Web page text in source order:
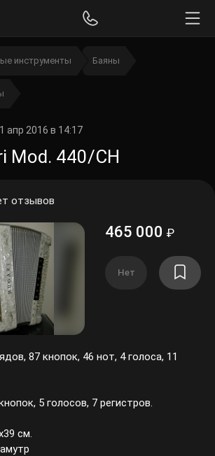
инструменты Баяны
апр 2016 в 14:17
Mod. 440/CH
отзывов
465 000 ₽
Нет
87 кнопок, 46 нот, 4 голоса, 11
5 голосов, 7 регистров.
см.